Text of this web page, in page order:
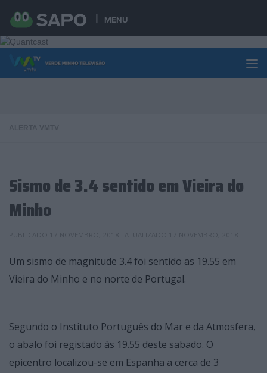
MENU
Skip to content
Sismo de 3.4 sentido em Vieira do
Minho
Um sismo de magnitude 3.4 foi sentido as 19.55 em
Vieira do Minho e no norte de Portugal.
Segundo o Instituto Português do Mar e da Atmosfera,
o abalo foi registado às 19.55 deste sabado. O
epicentro localizou-se em Espanha a cerca de 3